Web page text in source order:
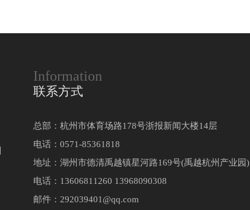
Information
联系方式
总部：杭州市体育场路178号浙报新闻大楼14层
电话：0571-85361818
地址：湖州市德清禹越镇星河路169号(禹越杭州产业园)
电话：13606811260 13968090308
邮件：292039401@qq.com